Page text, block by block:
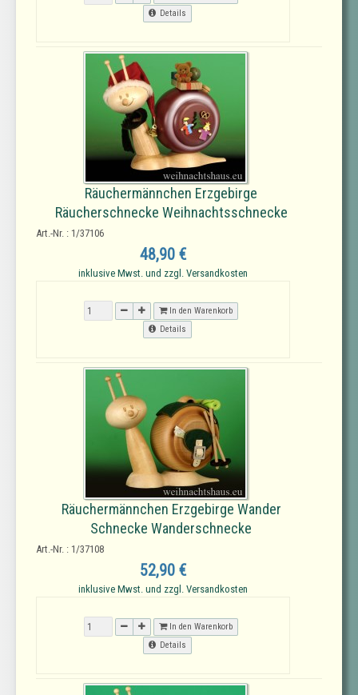
Details
Räuchermännchen Erzgebirge
Räucherschnecke Weihnachtsschnecke
Art.-Nr. : 1/37106
48,90 €
inklusive Mwst. und zzgl. Versandkosten
In den Warenkorb
Details
Räuchermännchen Erzgebirge Wander
Schnecke Wanderschnecke
Art.-Nr. : 1/37108
52,90 €
inklusive Mwst. und zzgl. Versandkosten
In den Warenkorb
Details